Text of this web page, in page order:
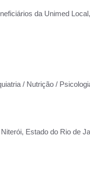
da Unimed
/ Nutrição /
Estado do Rio de